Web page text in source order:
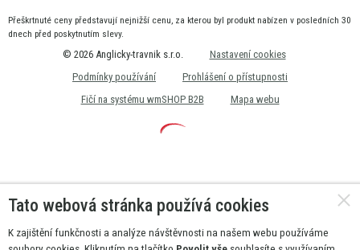
Přeškrtnuté ceny představují nejnižší cenu, za kterou byl produkt nabízen v posledních 30
dnech před poskytnutím slevy.
© 2026 Anglicky-travnik s.r.o.
Nastavení cookies
Podmínky používání
Prohlášení o přístupnosti
Fičí na systému wmSHOP B2B
Mapa webu
Tato webová stránka používá cookies
K zajištění funkčnosti a analýze návštěvnosti na našem webu používáme